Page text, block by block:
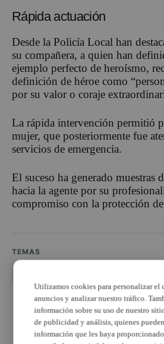
Rápida actuación
Desde la Policía Local han
su compañera, a quien han
ejemplo perfecto de heroísmo,
definición de héroe como
por su valor o coraje
La rápida intervención permitió
mujer, que posteriormente fue
servicios de emergencia.
El suceso ha generado muestras
hacia la agente por su
compromiso con la protección
TEMAS
Utilizamos cookies para personalizar el
anuncios y analizar nuestro tráfico.
información sobre su uso de nuestro
de publicidad y análisis, quienes
información que les haya